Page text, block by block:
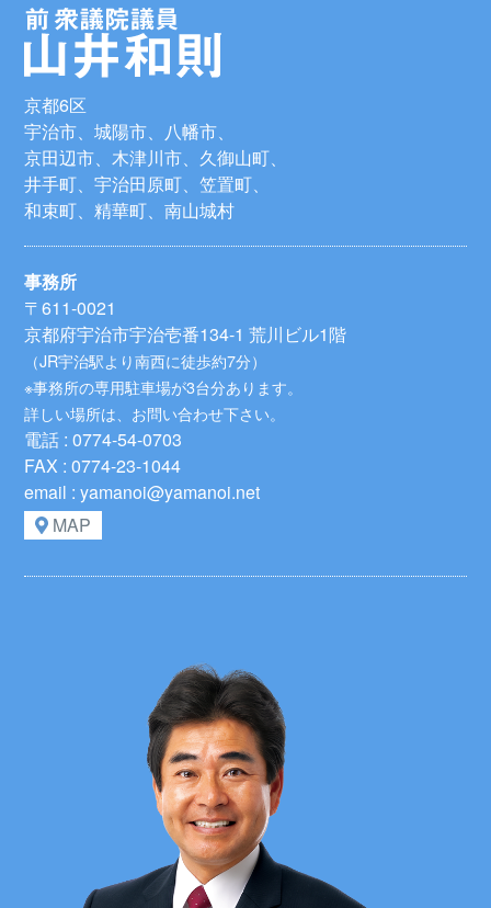
京都6区
宇治市、城陽市、八幡市、
京田辺市、木津川市、久御山町、
井手町、宇治田原町、笠置町、
和束町、精華町、南山城村
事務所
〒611-0021
京都府宇治市宇治壱番134-1 荒川ビル1階
（JR宇治駅より南西に徒歩約7分）
※事務所の専用駐車場が3台分あります。
詳しい場所は、お問い合わせ下さい。
電話 : 0774-54-0703
FAX : 0774-23-1044
email : yamanoi@yamanoi.net
MAP